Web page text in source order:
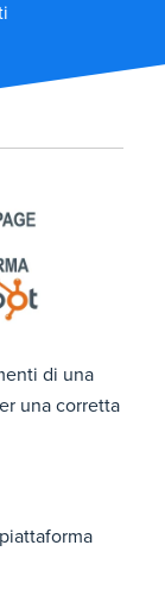
di una
una corretta